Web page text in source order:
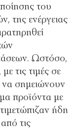
του
της ενέργειας
Ωστόσο,
τις τιμές σε
να σημειώνουν
προϊόντα με
ήδη
τις